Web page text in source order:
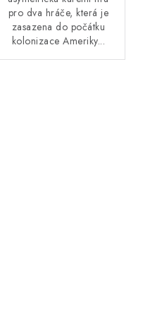
pro dva hráče, která je
zasazena do počátku
kolonizace Ameriky...